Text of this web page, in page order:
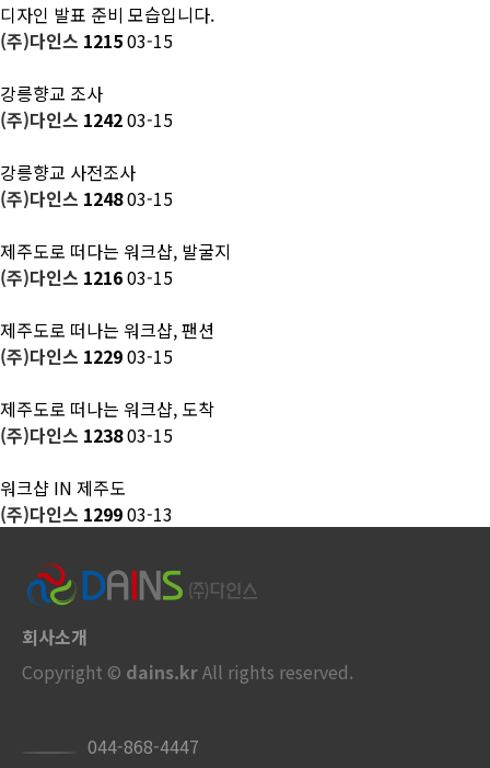
디자인 발표 준비 모습입니다.
(주)다인스 121503-15
강릉향교 조사
(주)다인스 124203-15
강릉향교 사전조사
(주)다인스 124803-15
제주도로 떠다는 워크샵, 발굴지
(주)다인스 121603-15
제주도로 떠나는 워크샵, 팬션
(주)다인스 122903-15
제주도로 떠나는 워크샵, 도착
(주)다인스 123803-15
워크샵 IN 제주도
(주)다인스 129903-13
회사소개
Copyright © dains.krAll rights reserved.
044-868-4447